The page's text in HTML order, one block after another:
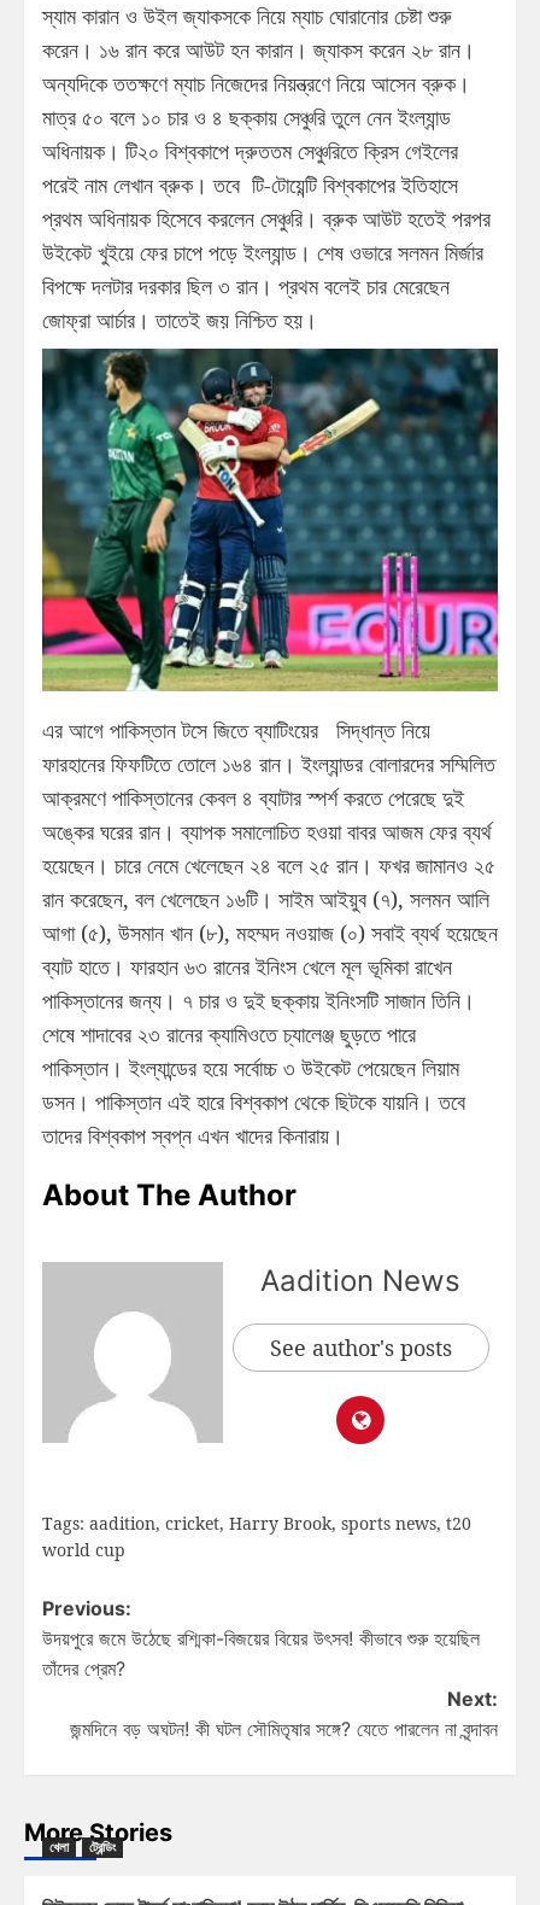
স্যাম কারান ও উইল জ্যাকসকে নিয়ে ম্যাচ ঘোরানোর চেষ্টা শুরু
করেন। ১৬ রান করে আউট হন কারান। জ্যাকস করেন ২৮ রান।
অন্যদিকে ততক্ষণে ম্যাচ নিজেদের নিয়ন্ত্রণে নিয়ে আসেন ব্রুক।
মাত্র ৫০ বলে ১০ চার ও ৪ ছক্কায় সেঞ্চুরি তুলে নেন ইংল্যান্ড
অধিনায়ক। টি২০ বিশ্বকাপে দ্রুততম সেঞ্চুরিতে ক্রিস গেইলের
পরেই নাম লেখান ব্রুক। তবে টি-টোয়েন্টি বিশ্বকাপের ইতিহাসে
প্রথম অধিনায়ক হিসেবে করলেন সেঞ্চুরি। ব্রুক আউট হতেই পরপর
উইকেট খুইয়ে ফের চাপে পড়ে ইংল্যান্ড। শেষ ওভারে সলমন মির্জার
বিপক্ষে দলটার দরকার ছিল ৩ রান। প্রথম বলেই চার মেরেছেন
জোফ্রা আর্চার। তাতেই জয় নিশ্চিত হয়।
এর আগে পাকিস্তান টসে জিতে ব্যাটিংয়ের সিদ্ধান্ত নিয়ে
ফারহানের ফিফটিতে তোলে ১৬৪ রান। ইংল্যান্ডর বোলারদের সম্মিলিত
আক্রমণে পাকিস্তানের কেবল ৪ ব্যাটার স্পর্শ করতে পেরেছে দুই
অঙ্কের ঘরের রান। ব্যাপক সমালোচিত হওয়া বাবর আজম ফের ব্যর্থ
হয়েছেন। চারে নেমে খেলেছেন ২৪ বলে ২৫ রান। ফখর জামানও ২৫
রান করেছেন, বল খেলেছেন ১৬টি। সাইম আইয়ুব (৭), সলমন আলি
আগা (৫), উসমান খান (৮), মহম্মদ নওয়াজ (০) সবাই ব্যর্থ হয়েছেন
ব্যাট হাতে। ফারহান ৬৩ রানের ইনিংস খেলে মূল ভূমিকা রাখেন
পাকিস্তানের জন্য। ৭ চার ও দুই ছক্কায় ইনিংসটি সাজান তিনি।
শেষে শাদাবের ২৩ রানের ক্যামিওতে চ্যালেঞ্জ ছুড়তে পারে
পাকিস্তান। ইংল্যান্ডের হয়ে সর্বোচ্চ ৩ উইকেট পেয়েছেন লিয়াম
ডসন। পাকিস্তান এই হারে বিশ্বকাপ থেকে ছিটকে যায়নি। তবে
তাদের বিশ্বকাপ স্বপ্ন এখন খাদের কিনারায়।
About The Author
Aadition News
See author's posts
Tags: aadition, cricket, Harry Brook, sports news, t20
world cup
Previous:
উদয়পুরে জমে উঠেছে রশ্মিকা-বিজয়ের বিয়ের উৎসব! কীভাবে শুরু হয়েছিল
তাঁদের প্রেম?
Next:
জন্মদিনে বড় অঘটন! কী ঘটল সৌমিতৃষার সঙ্গে? যেতে পারলেন না বৃন্দাবন
More Stories
খেলা ট্রেন্ডিং